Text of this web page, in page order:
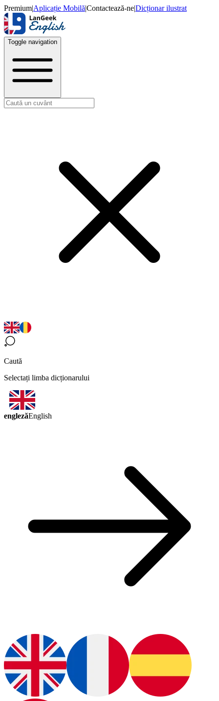
Premium|Aplicație Mobilă|Contactează-ne|Dicționar ilustrat
Toggle navigation
Caută
Selectați limba dicționarului
englezăEnglish